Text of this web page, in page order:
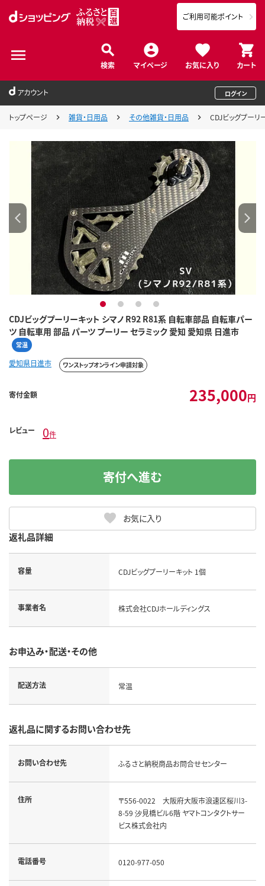
検索 マイページ お気に入り カート
ご利用可能ポイント
アカウント ログイン
トップページ 雑貨・日用品 その他雑貨・日用品 CDJビッグプー
CDJビッグプーリーキット シマノ R92 R81系 自転車部品 自転車パー
ツ 自転車用 部品 パーツ プーリー セラミック 愛知 愛知県 日進市
常温
1 2 3 4
愛知県日進市 ワンストップオンライン申請対象
寄付金額 235,000円
レビュー 0件
お気に入り
寄付へ進む
返礼品詳細
容量 CDJビッグプーリーキット 1個
事業者名 株式会社CDJホールディングス
お申込み・配送・その他
配送方法 常温
返礼品に関するお問い合わせ先
お問い合わせ先 ふるさと納税商品お問合せセンター
住所
〒556-0022 大阪府大阪市浪速区桜川3-
8-59 汐見橋ビル6階 ヤマトコンタクトサー
ビス株式会社内
電話番号 0120-977-050